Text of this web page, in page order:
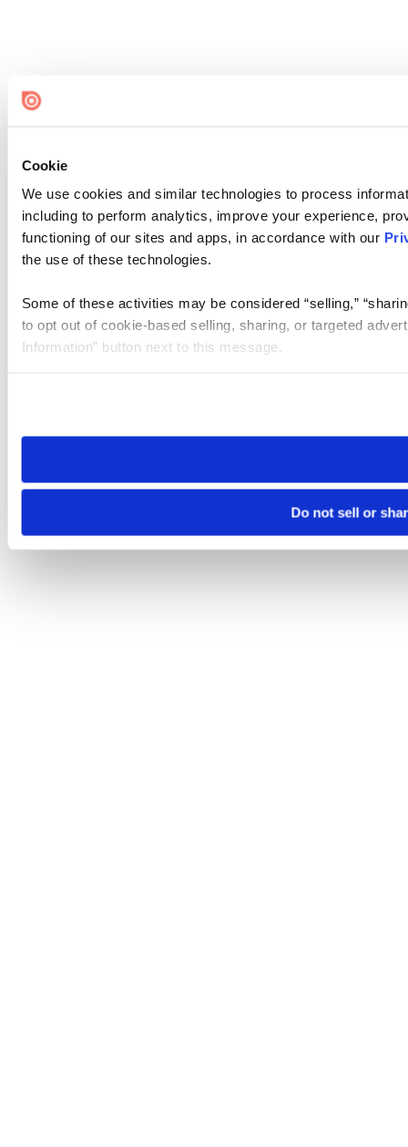
Cookie
We use cookies and similar technologies to process
including to perform analytics, improve your experience,
functioning of our sites and apps, in accordance with our
the use of these technologies.
Some of these activities may be considered “selling,”
to opt out of cookie-based selling, sharing, or targeted
Information” button next to this message.
need to be set again.
Do not sell or